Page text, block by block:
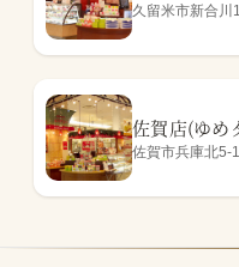
久留米市新合川
佐賀店(ゆめ
佐賀市兵庫北